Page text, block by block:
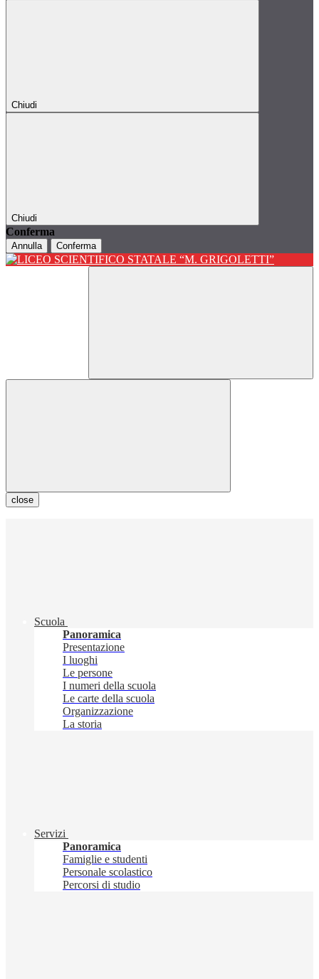
Chiudi
Chiudi
Conferma
Annulla Conferma
close
Scuola
Panoramica
Presentazione
I luoghi
Le persone
I numeri della scuola
Le carte della scuola
Organizzazione
La storia
Servizi
Panoramica
Famiglie e studenti
Personale scolastico
Percorsi di studio